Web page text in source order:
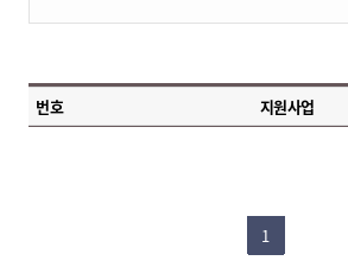
번호 지원사업
1